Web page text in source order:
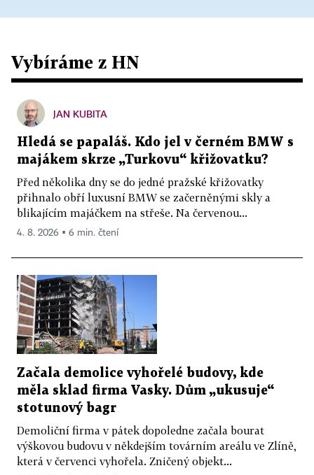
Vybíráme z HN
JAN KUBITA
Hledá se papaláš. Kdo jel v černém BMW s
majákem skrze „Turkovu“ křižovatku?
Před několika dny se do jedné pražské křižovatky
přihnalo obří luxusní BMW se začerněnými skly a
blikajícím majáčkem na střeše. Na červenou...
4. 8. 2026 ▪ 6 min. čtení
Začala demolice vyhořelé budovy, kde
měla sklad firma Vasky. Dům „ukusuje“
stotunový bagr
Demoliční firma v pátek dopoledne začala bourat
výškovou budovu v někdejším továrním areálu ve Zlíně,
která v červenci vyhořela. Zničený objekt...